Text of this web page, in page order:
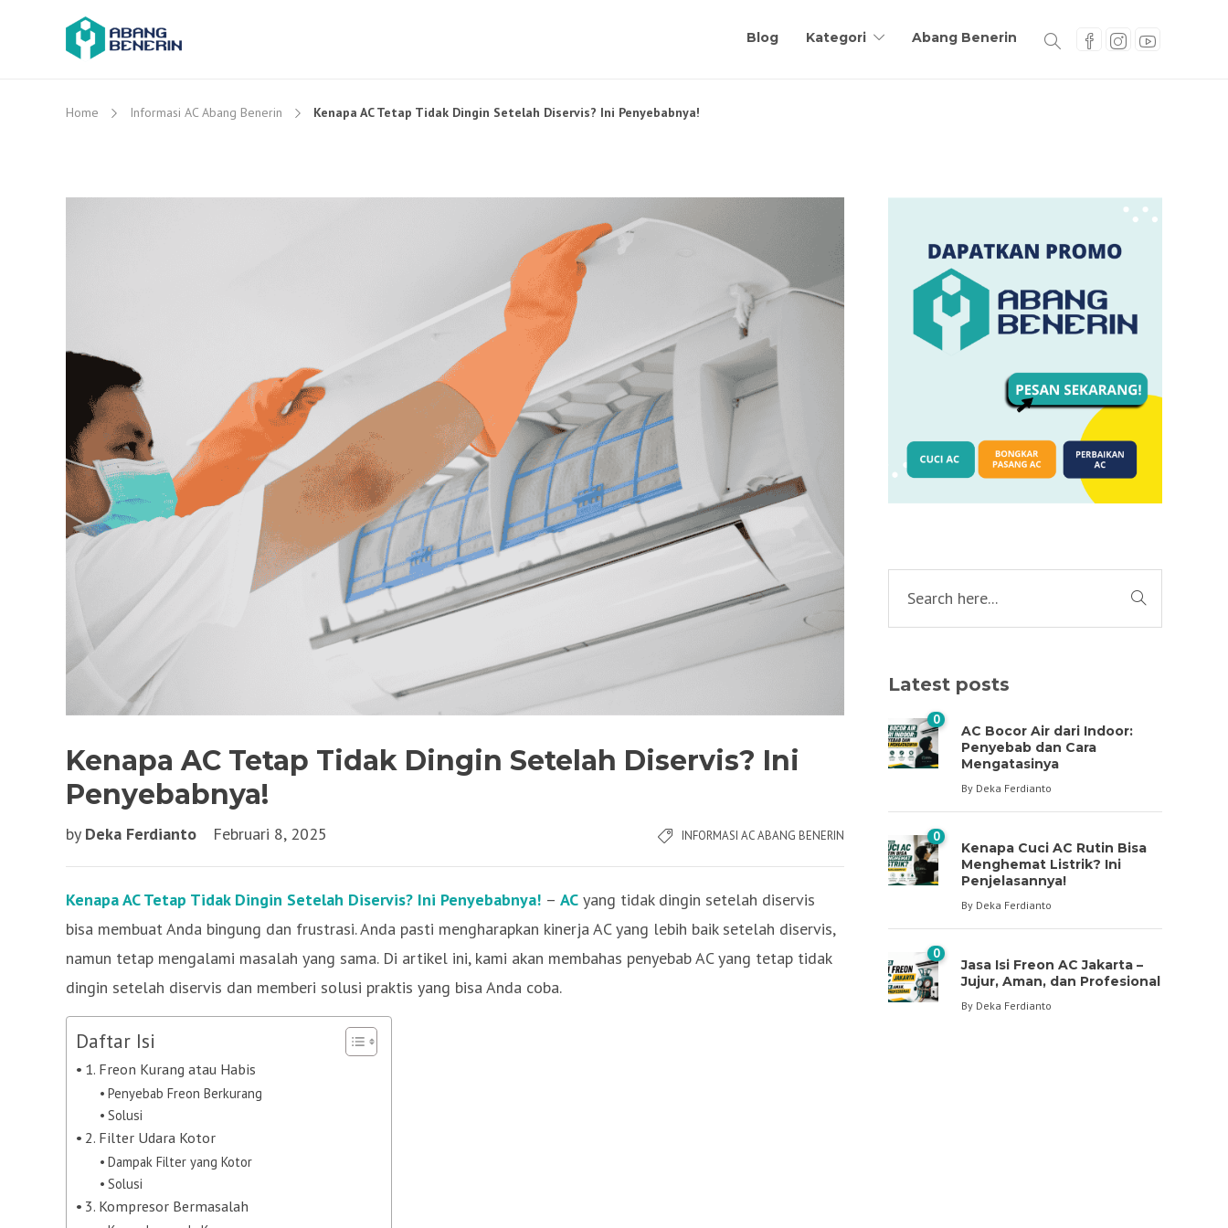
Blog Kategori Abang Benerin
Home Informasi AC Abang Benerin Kenapa AC Tetap Tidak Dingin Setelah Diservis? Ini Penyebabnya!
Kenapa AC Tetap Tidak Dingin Setelah Diservis? Ini
Penyebabnya!
by Deka Ferdianto Februari 8, 2025 INFORMASI AC ABANG BENERIN
Kenapa AC Tetap Tidak Dingin Setelah Diservis? Ini Penyebabnya! – AC yang tidak dingin setelah diservis
bisa membuat Anda bingung dan frustrasi. Anda pasti mengharapkan kinerja AC yang lebih baik setelah diservis,
namun tetap mengalami masalah yang sama. Di artikel ini, kami akan membahas penyebab AC yang tetap tidak
dingin setelah diservis dan memberi solusi praktis yang bisa Anda coba.
Daftar Isi
1. Freon Kurang atau Habis
Penyebab Freon Berkurang
Solusi
2. Filter Udara Kotor
Dampak Filter yang Kotor
Solusi
3. Kompresor Bermasalah
Latest posts
0
AC Bocor Air dari Indoor:
Penyebab dan Cara
Mengatasinya
By Deka Ferdianto
0
Kenapa Cuci AC Rutin Bisa
Menghemat Listrik? Ini
Penjelasannya!
By Deka Ferdianto
0
Jasa Isi Freon AC Jakarta –
Jujur, Aman, dan Profesional
By Deka Ferdianto